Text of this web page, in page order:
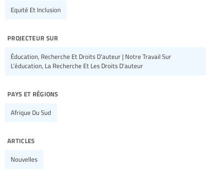
Equité Et Inclusion
projecteur sur
Éducation, Recherche Et Droits D’auteur | Notre Travail Sur
L’éducation, La Recherche Et Les Droits D’auteur
pays et régions
Afrique Du Sud
articles
Nouvelles